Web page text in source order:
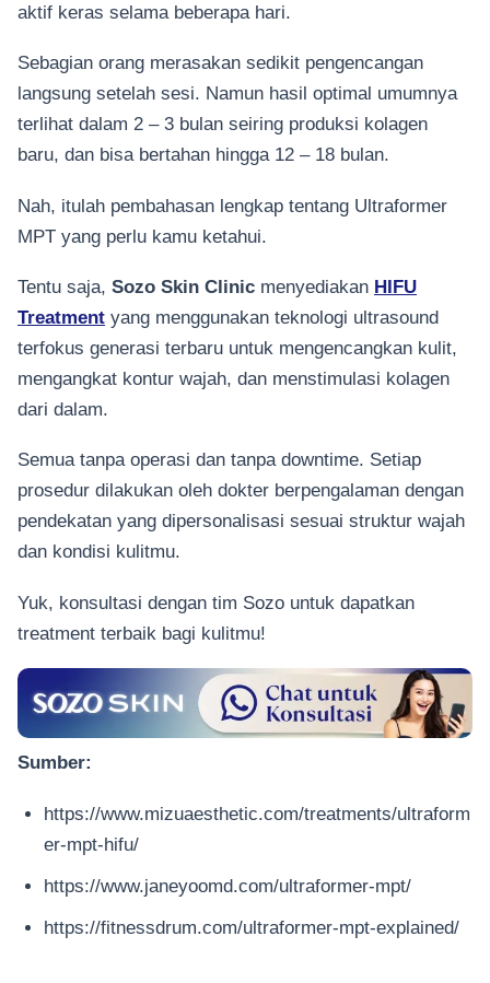
aktif keras selama beberapa hari.
Sebagian orang merasakan sedikit pengencangan
langsung setelah sesi. Namun hasil optimal umumnya
terlihat dalam 2 – 3 bulan seiring produksi kolagen
baru, dan bisa bertahan hingga 12 – 18 bulan.
Nah, itulah pembahasan lengkap tentang Ultraformer
MPT yang perlu kamu ketahui.
Tentu saja, Sozo Skin Clinic menyediakan HIFU
Treatment yang menggunakan teknologi ultrasound
terfokus generasi terbaru untuk mengencangkan kulit,
mengangkat kontur wajah, dan menstimulasi kolagen
dari dalam.
Semua tanpa operasi dan tanpa downtime. Setiap
prosedur dilakukan oleh dokter berpengalaman dengan
pendekatan yang dipersonalisasi sesuai struktur wajah
dan kondisi kulitmu.
Yuk, konsultasi dengan tim Sozo untuk dapatkan
treatment terbaik bagi kulitmu!
Sumber:
https://www.mizuaesthetic.com/treatments/ultraform
er-mpt-hifu/
https://www.janeyoomd.com/ultraformer-mpt/
https://fitnessdrum.com/ultraformer-mpt-explained/